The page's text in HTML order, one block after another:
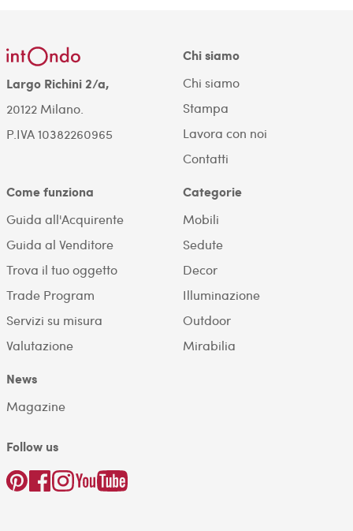
Largo Richini 2/a,
20122 Milano.
P.IVA 10382260965
Chi siamo
Chi siamo
Stampa
Lavora con noi
Contatti
Come funziona
Guida all'Acquirente
Guida al Venditore
Trova il tuo oggetto
Trade Program
Servizi su misura
Valutazione
Categorie
Mobili
Sedute
Decor
Illuminazione
Outdoor
Mirabilia
News
Magazine
Follow us